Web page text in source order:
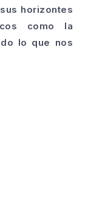
horizontes
como la
lo que nos